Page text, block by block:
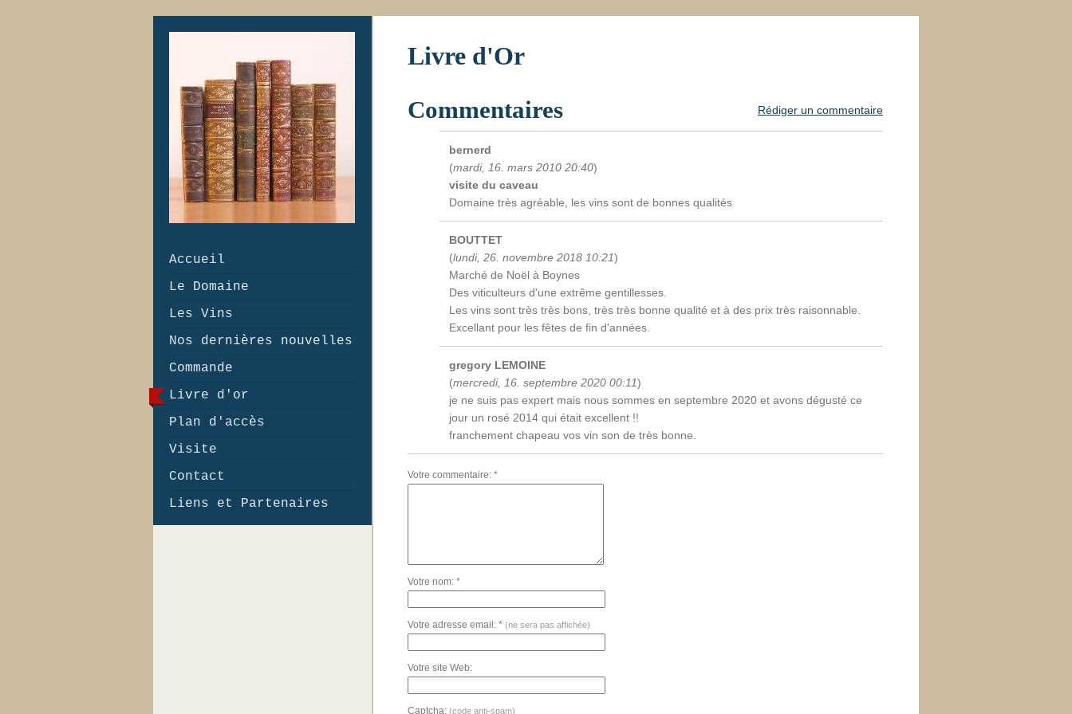
Accueil
Le Domaine
Les Vins
Nos dernières nouvelles
Commande
Livre d'or
Plan d'accès
Visite
Contact
Liens et Partenaires
Livre d'Or
Rédiger un commentaire
Commentaires
bernerd
(mardi, 16. mars 2010 20:40)
visite du caveau
Domaine très agréable, les vins sont de bonnes qualités
BOUTTET
(lundi, 26. novembre 2018 10:21)
Marché de Noël à Boynes
Des viticulteurs d'une extrême gentillesses.
Les vins sont très très bons, très très bonne qualité et à des prix très raisonnable.
Excellant pour les fêtes de fin d'années.
gregory LEMOINE
(mercredi, 16. septembre 2020 00:11)
je ne suis pas expert mais nous sommes en septembre 2020 et avons dégusté ce
jour un rosé 2014 qui était excellent !!
franchement chapeau vos vin son de très bonne.
Votre commentaire: *
Votre nom: *
Votre adresse email: * (ne sera pas affichée)
Votre site Web:
Captcha: (code anti-spam)